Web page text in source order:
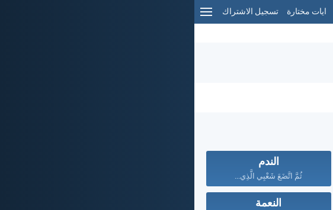
ايات مختارة تسجيل الاشتراك
الندم
ثُمَّ اتَّضَعَ شَعْبِي الَّذِي...
النعمة